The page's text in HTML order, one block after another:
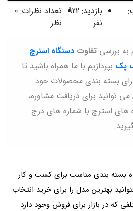
بازدید: 922
نفر
تعداد نظرات: 0
نظر
به بررسی تفاوت دستگاه استرچ
پک بپردازیم با ما همراه باشید تا
برای بسته بندی محصولات خود
توانید برای دریافت مشاوره،
های استرچ با شماره های درج
بسته بندی مناسب برای کسب و کار
بهترین مدل را برای خرید انتخاب
که در بازار برای فروش وجود دارد